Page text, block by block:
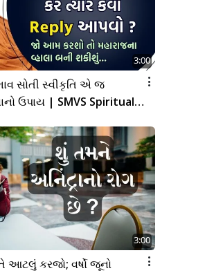
3:00
સોતી સ્વીકૃતિ એ જ
ઉપાય | SMVS Spiritual
3:00
આટલું કરજો; વર્ષો જૂનો